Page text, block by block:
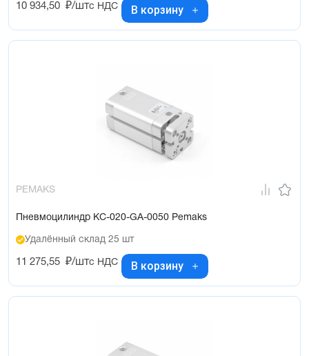
10 934,50 ₽/штс НДС В корзину
PEMAKS
Пневмоцилиндр KC-020-GA-0050 Pemaks
Удалённый склад 25 шт
11 275,55 ₽/штс НДС В корзину